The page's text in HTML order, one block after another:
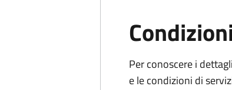
Per conoscere i
e le condizioni di